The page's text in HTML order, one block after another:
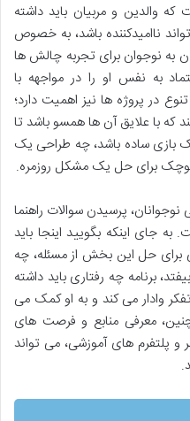
والدین و مربیان باید داشته
ناامیدکننده باشد، به خصوص
به نوجوان برای تجربه چالش ها
به نفس او را در مواجهه با
در پروژه ها نیز اهمیت دارد؛
که با علایق آن ها همسو باشد تا
بازی ساده باشد، چه طراحی یک
برای حل یک مشکل روزمره.
پرسیدن سوالات راهنما
جای اینکه بگویید اینجا باید
برای حل این بخش از مسئله، چه
برنامه چه رفتاری باید داشته
وادار می کند و به او کمک می
معرفی منابع و فرصت های
و پلتفرم های آموزشی، می تواند